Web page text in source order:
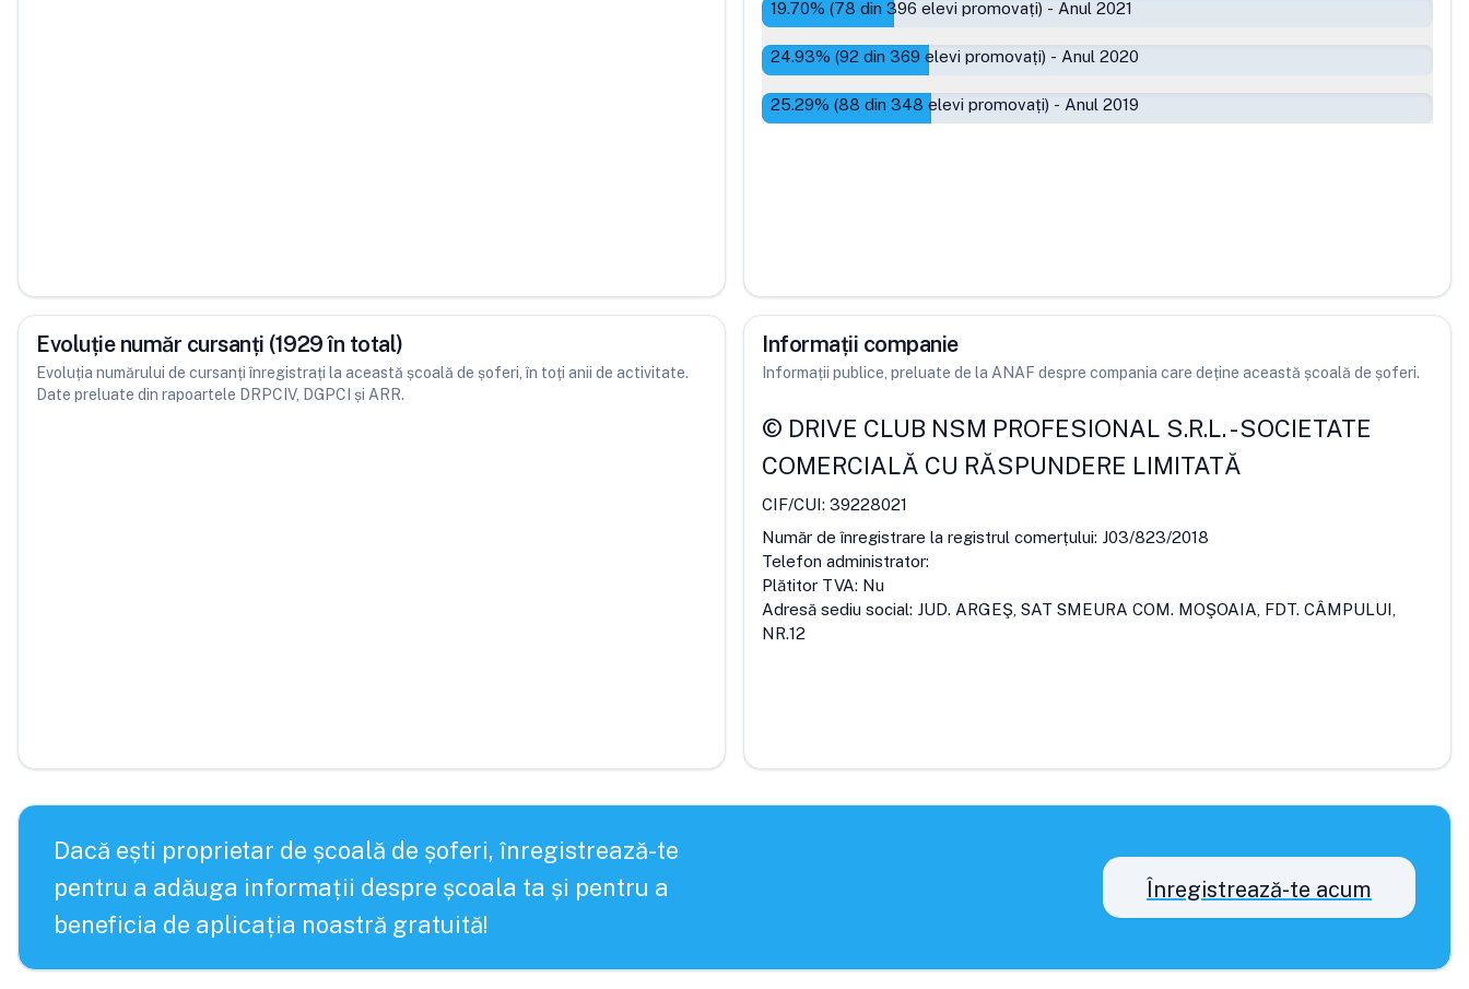
19.70% (78 din 396 elevi promovați) - Anul 2021
24.93% (92 din 369 elevi promovați) - Anul 2020
25.29% (88 din 348 elevi promovați) - Anul 2019
Evoluție număr cursanți (1929 în total)
Evoluția numărului de cursanți înregistrați la această școală de șoferi, în toți anii de activitate.
Date preluate din rapoartele DRPCIV, DGPCI și ARR.
Informații companie
Informații publice, preluate de la ANAF despre compania care deține această școală de șoferi.
© DRIVE CLUB NSM PROFESIONAL S.R.L.-SOCIETATE
COMERCIALĂ CU RĂSPUNDERE LIMITATĂ
CIF/CUI: 39228021
Număr de înregistrare la registrul comerțului: J03/823/2018
Telefon administrator:
Plătitor TVA: Nu
Adresă sediu social: JUD. ARGEŞ, SAT SMEURA COM. MOŞOAIA, FDT. CÂMPULUI,
NR.12
Dacă ești proprietar de școală de șoferi, înregistrează-te
pentru a adăuga informații despre școala ta și pentru a
beneficia de aplicația noastră gratuită!
Înregistrează-te acum